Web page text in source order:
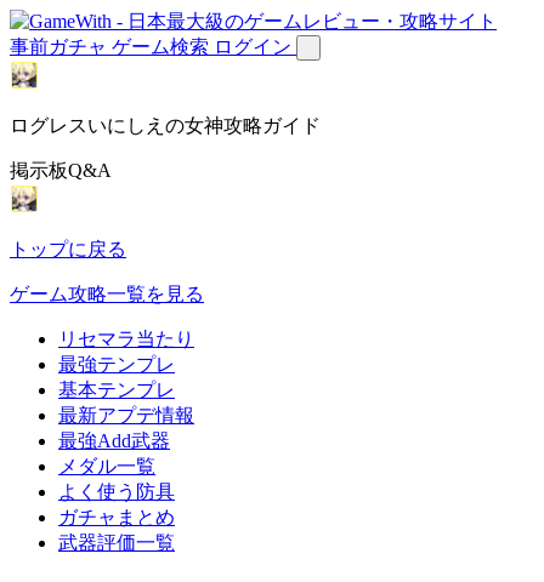
事前ガチャ ゲーム検索 ログイン
ログレスいにしえの女神攻略ガイド
掲示板Q&A
トップに戻る
ゲーム攻略一覧を見る
リセマラ当たり
最強テンプレ
基本テンプレ
最新アプデ情報
最強Add武器
メダル一覧
よく使う防具
ガチャまとめ
武器評価一覧